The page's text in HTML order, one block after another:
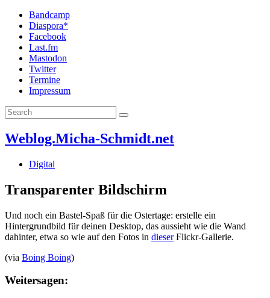
Bandcamp
Diaspora*
Facebook
Last.fm
Mastodon
Twitter
Termine
Impressum
Weblog.Micha-Schmidt.net
Digital
Transparenter Bildschirm
Und noch ein Bastel-Spaß für die Ostertage: erstelle ein
Hintergrundbild für deinen Desktop, das aussieht wie die Wand
dahinter, etwa so wie auf den Fotos in dieserFlickr-Gallerie.
(via Boing Boing)
Weitersagen: